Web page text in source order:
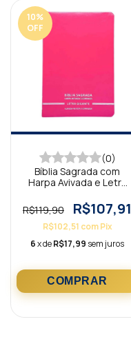
10%
OFF
(0)
Bíblia Sagrada com
Harpa Avivada e Letra
Minimalista Pink
R$119,90 R$107,91
R$102,51 com Pix
6x deR$17,99 sem juros